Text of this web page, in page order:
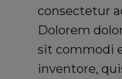
consectetur
Dolorem
sit commodi
inventore,